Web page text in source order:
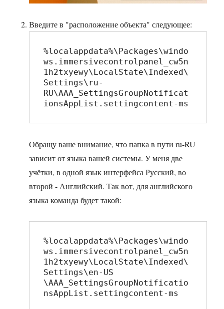
Введите в "расположение объекта" следующее:
%localappdata%\Packages\windo
ws.immersivecontrolpanel_cw5n
1h2txyewy\LocalState\Indexed\
Settings\ru-
RU\AAA_SettingsGroupNotificat
ionsAppList.settingcontent-ms
Обращу ваше внимание, что папка в пути ru-RU
зависит от языка вашей системы. У меня две
учётки, в одной язык интерфейса Русский, во
второй - Английский. Так вот, для английского
языка команда будет такой:
%localappdata%\Packages\windo
ws.immersivecontrolpanel_cw5n
1h2txyewy\LocalState\Indexed\
Settings\en-US
\AAA_SettingsGroupNotificatio
nsAppList.settingcontent-ms